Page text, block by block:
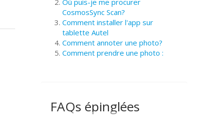
CosmosSync Scan?
Comment installer l'app sur
tablette Autel
Comment annoter une photo?
Comment prendre une photo :
FAQs épinglées